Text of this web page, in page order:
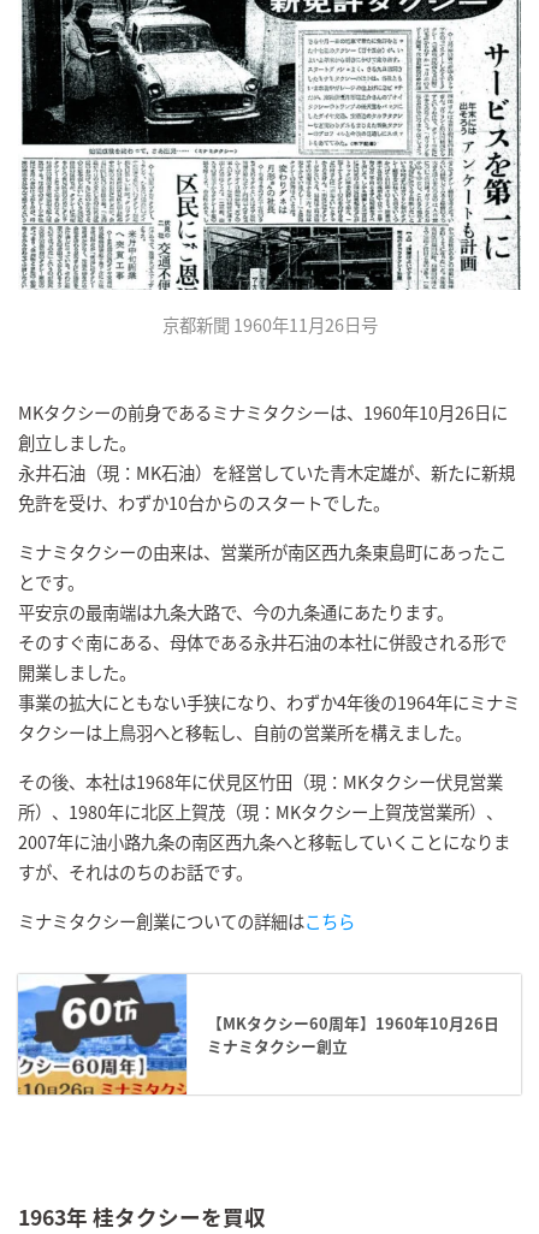
京都新聞 1960年11月26日号
MKタクシーの前身であるミナミタクシーは、1960年10月26日に
創立しました。
永井石油（現：MK石油）を経営していた青木定雄が、新たに新規
免許を受け、わずか10台からのスタートでした。
ミナミタクシーの由来は、営業所が南区西九条東島町にあったこ
とです。
平安京の最南端は九条大路で、今の九条通にあたります。
そのすぐ南にある、母体である永井石油の本社に併設される形で
開業しました。
事業の拡大にともない手狭になり、わずか4年後の1964年にミナミ
タクシーは上鳥羽へと移転し、自前の営業所を構えました。
その後、本社は1968年に伏見区竹田（現：MKタクシー伏見営業
所）、1980年に北区上賀茂（現：MKタクシー上賀茂営業所）、
2007年に油小路九条の南区西九条へと移転していくことになりま
すが、それはのちのお話です。
ミナミタクシー創業についての詳細はこちら
【MKタクシー60周年】1960年10月26日
ミナミタクシー創立
1963年 桂タクシーを買収